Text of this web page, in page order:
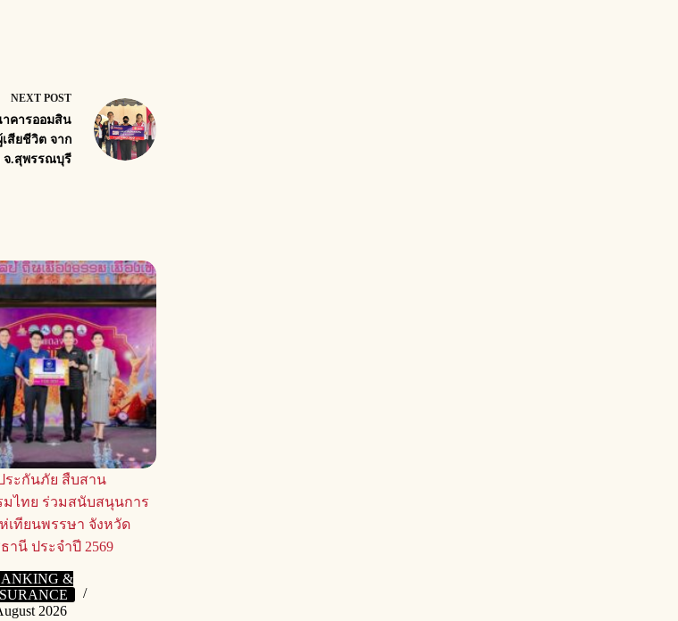
NEXT POST
คารออมสิน
สียชีวิต จาก
จ.สุพรรณบุรี
ระกันภัย สืบสาน
ไทย ร่วมสนับสนุนการ
เทียนพรรษา จังหวัด
านี ประจำปี 2569
&
2026